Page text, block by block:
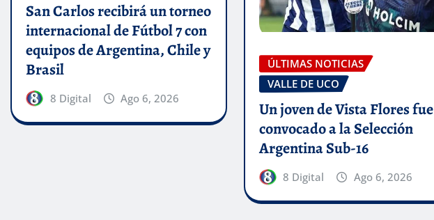
San Carlos recibirá un torneo
internacional de Fútbol 7 con
equipos de Argentina, Chile y
Brasil
8 Digital Ago 6, 2026
ÚLTIMAS NOTICIAS
VALLE DE UCO
Un joven de Vista Flores fue
convocado a la Selección
Argentina Sub-16
8 Digital Ago 6, 2026